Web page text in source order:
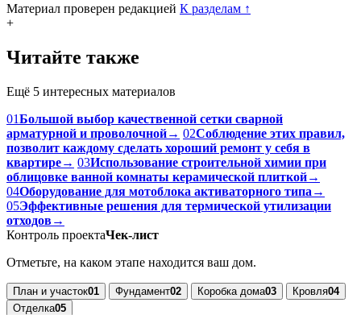
Материал проверен редакцией К разделам ↑
+
Читайте также
Ещё 5 интересных материалов
01Большой выбор качественной сетки сварной
арматурной и проволочной→ 02Соблюдение этих правил,
позволит каждому сделать хороший ремонт у себя в
квартире→ 03Использование строительной химии при
облицовке ванной комнаты керамической плиткой→
04Оборудование для мотоблока активаторного типа →
05Эффективные решения для термической утилизации
отходов→
Контроль проектаЧек-лист
Отметьте, на каком этапе находится ваш дом.
План и участок01 Фундамент02 Коробка дома03 Кровля04
Отделка05